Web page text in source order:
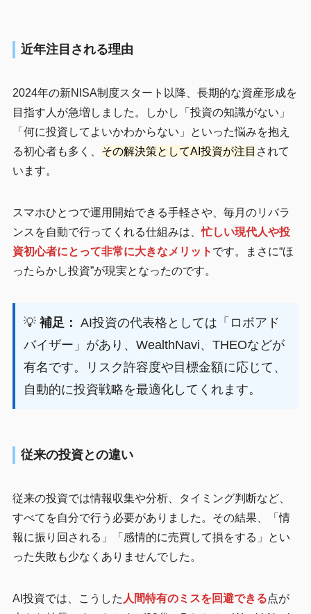
近年注目される理由
2024年の新NISA制度スタート以降、長期的な資産形成を
目指す人が急増しました。しかし「投資の知識がない」
「何に投資してよいかわからない」といった悩みを抱え
る初心者も多く、 その解決策としてAI投資が注目 されて
います。
スマホひとつで運用開始できる手軽さや、毎月のリバラ
ンスを自動で行ってくれる仕組みは、忙しい現代人や投
資初心者にとって非常に大きなメリット です。まさに“ほ
ったらかし投資”が現実となったのです。
💡 補足： AI投資の代表格としては「ロボアド
バイザー」があり、WealthNavi、THEOなどが
有名です。リスク許容度や目標金額に応じて、
自動的に投資戦略を最適化してくれます。
従来の投資との違い
従来の投資では情報収集や分析、タイミング判断など、
すべてを自分で行う必要がありました。その結果、「情
報に振り回される」「感情的に売買して損をする」とい
った失敗も少なくありませんでした。
AI投資では、こうした 人間特有のミスを回避できる点が